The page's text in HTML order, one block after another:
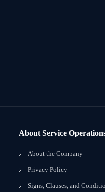
About Service
About the Company
Privacy Policy
Signs, Clauses, and